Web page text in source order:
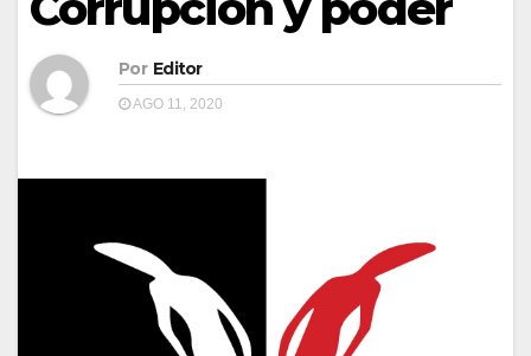
Por Editor
AGO 11, 2020